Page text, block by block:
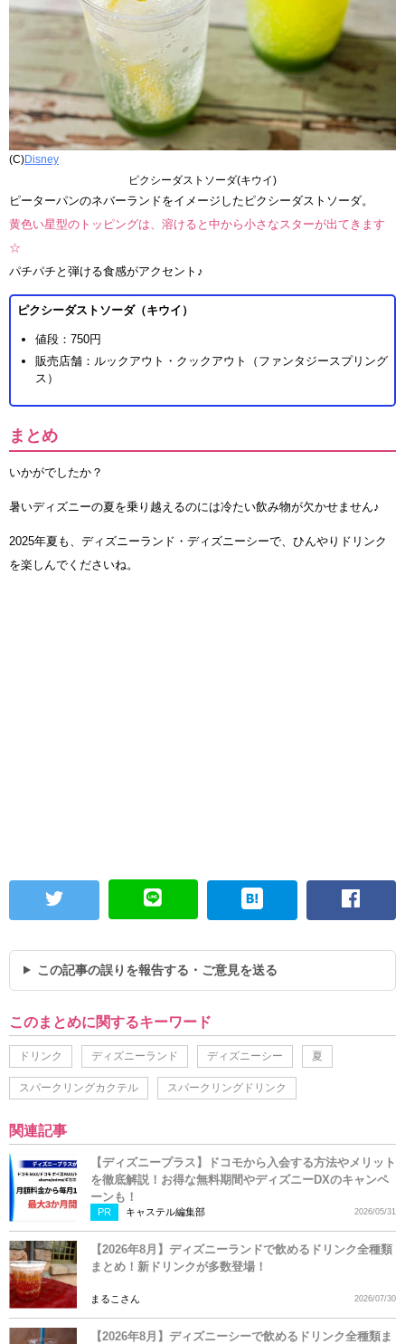
(C)Disney
ピクシーダストソーダ(キウイ)
ピーターパンのネバーランドをイメージしたピクシーダストソーダ。
黄色い星型のトッピングは、溶けると中から小さなスターが出てきます
☆
パチパチと弾ける食感がアクセント♪
ピクシーダストソーダ（キウイ）
値段：750円
販売店舗：ルックアウト・クックアウト（ファンタジースプリング
ス）
まとめ
いかがでしたか？
暑いディズニーの夏を乗り越えるのには冷たい飲み物が欠かせません♪
2025年夏も、ディズニーランド・ディズニーシーで、ひんやりドリンク
を楽しんでくださいね。
この記事の誤りを報告する・ご意見を送る
このまとめに関するキーワード
ドリンク ディズニーランド ディズニーシー 夏
スパークリングカクテル スパークリングドリンク
関連記事
【ディズニープラス】ドコモから入会する方法やメリット
を徹底解説！お得な無料期間やディズニーDXのキャンペ
ーンも！
PR キャステル編集部 2026/05/31
【2026年8月】ディズニーランドで飲めるドリンク全種類
まとめ！新ドリンクが多数登場！
まるこさん 2026/07/30
【2026年8月】ディズニーシーで飲めるドリンク全種類ま